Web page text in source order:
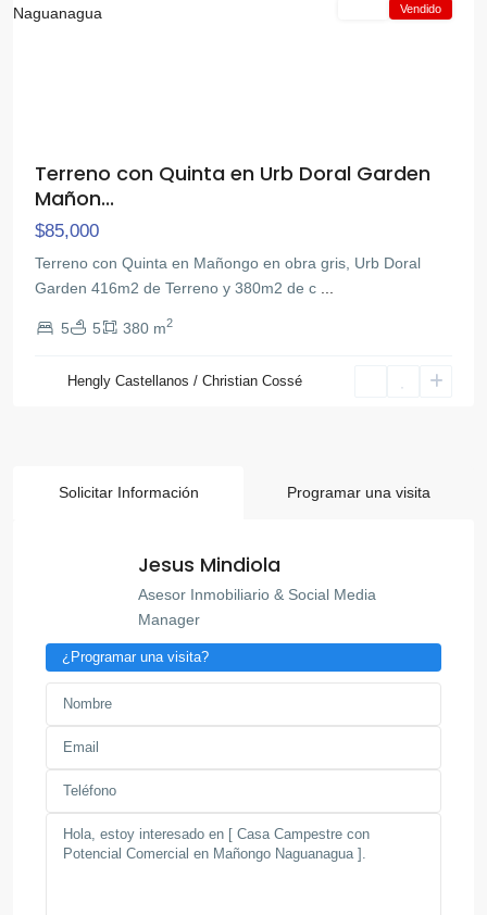
Vendido
Terreno con Quinta en Urb Doral Garden
Mañon...
$85,000
Terreno con Quinta en Mañongo en obra gris, Urb Doral
Garden 416m2 de Terreno y 380m2 de c
5 5 380 m2
Hengly Castellanos / Christian Cossé
Solicitar Información Programar una visita
Jesus Mindiola
Asesor Inmobiliario & Social Media
Manager
¿Programar una visita?